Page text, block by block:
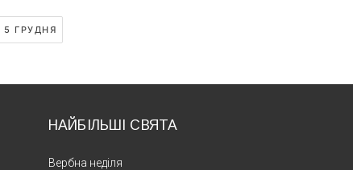
5 ГРУДНЯ
НАЙБІЛЬШІ СВЯТА
Вербна неділя